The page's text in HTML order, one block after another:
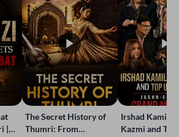
|
The Secret History of
Thumri: From
Irshad Kamil,
Kazmi and